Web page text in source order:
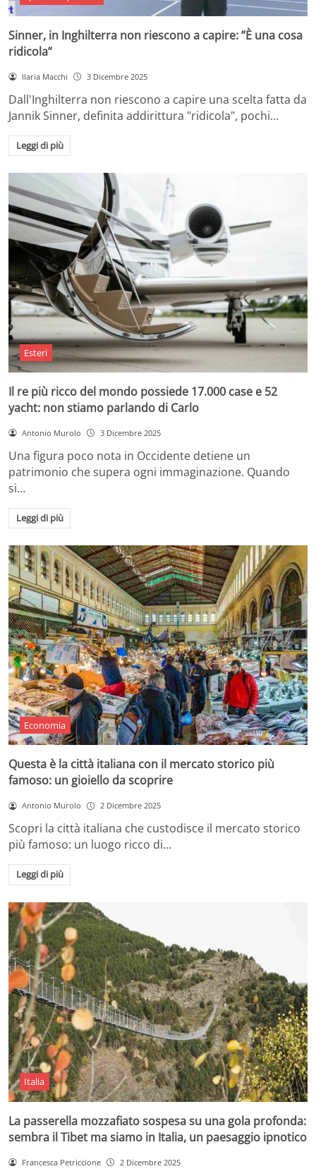
Sinner, in Inghilterra non riescono a capire: ”È una cosa
ridicola”
Ilaria Macchi 3 Dicembre 2025
Dall'Inghilterra non riescono a capire una scelta fatta da
Jannik Sinner, definita addirittura "ridicola", pochi…
Leggi di più
Esteri
Il re più ricco del mondo possiede 17.000 case e 52
yacht: non stiamo parlando di Carlo
Antonio Murolo 3 Dicembre 2025
Una figura poco nota in Occidente detiene un
patrimonio che supera ogni immaginazione. Quando
si…
Leggi di più
Economia
Questa è la città italiana con il mercato storico più
famoso: un gioiello da scoprire
Antonio Murolo 2 Dicembre 2025
Scopri la città italiana che custodisce il mercato storico
più famoso: un luogo ricco di…
Leggi di più
Italia
La passerella mozzafiato sospesa su una gola profonda:
sembra il Tibet ma siamo in Italia, un paesaggio ipnotico
Francesca Petriccione 2 Dicembre 2025